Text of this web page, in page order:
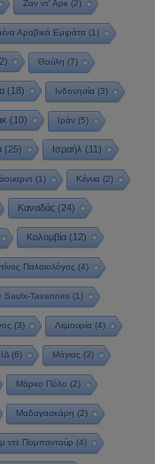
Ζαν ντ' Αρκ (2)
Αραβικά Εμιράτα(1)
Θούλη (7)
(18) Ινδονησία(3)
(10) Ιράν (5)
(25) Ισραήλ (11)
(1) Κένυα(2)
Καναδάς(24)
Κολομβία (12)
Παλαιολόγος (4)
Saulx-Tavannes(1)
(3) Λεμουρία (4)
(6) Μάγιας (3)
Μάρκο Πόλο (2)
Μαδαγασκάρη (2)
ντε Πομπαντούρ (4)